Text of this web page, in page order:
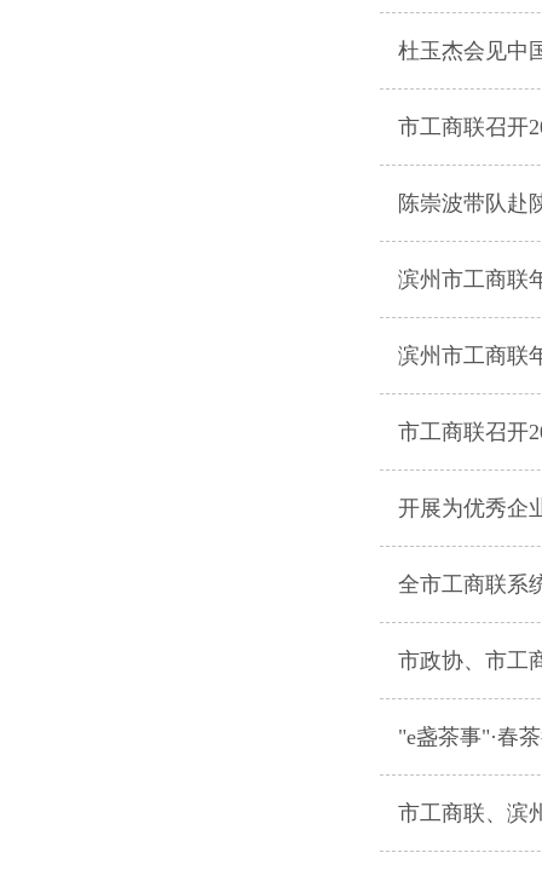
杜玉杰会见中
市工商联召开
陈崇波带队赴
滨州市工商联
滨州市工商联
市工商联召开
开展为优秀企
全市工商联系
市政协、市工
"e盏茶事"·春
市工商联、滨